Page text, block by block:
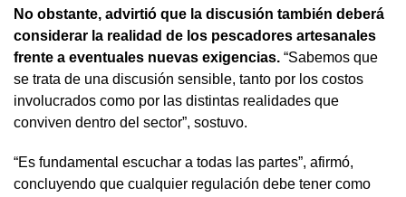
No obstante, advirtió que la discusión también deberá
considerar la realidad de los pescadores artesanales
frente a eventuales nuevas exigencias. “Sabemos que
se trata de una discusión sensible, tanto por los costos
involucrados como por las distintas realidades que
conviven dentro del sector”, sostuvo.
“Es fundamental escuchar a todas las partes”, afirmó,
concluyendo que cualquier regulación debe tener como